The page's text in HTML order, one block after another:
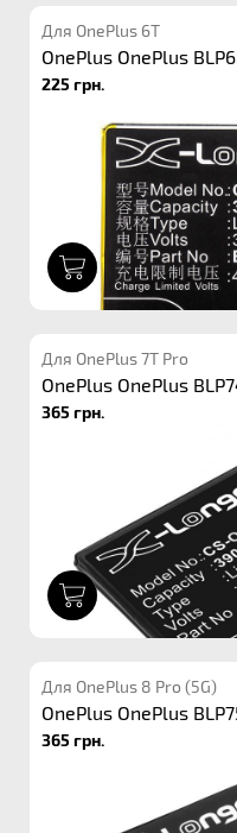
Для OnePlus 6T
OnePlus OnePlus
225 грн.
Для OnePlus 7T Pro
OnePlus OnePlus
365 грн.
Для OnePlus 8 Pro (5G)
OnePlus OnePlus
365 грн.